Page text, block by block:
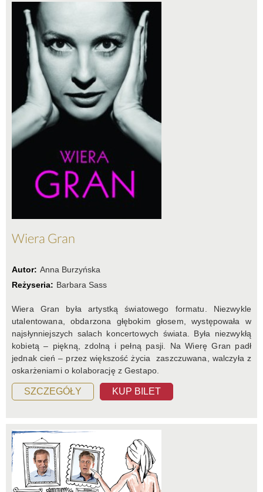
Wiera Gran
Autor: Anna Burzyńska
Reżyseria: Barbara Sass
Wiera Gran była artystką światowego formatu. Niezwykle
utalentowana, obdarzona głębokim głosem, występowała w
najsłynniejszych salach koncertowych świata. Była niezwykłą
kobietą – piękną, zdolną i pełną pasji. Na Wierę Gran padł
jednak cień – przez większość życia zaszczuwana, walczyła z
oskarżeniami o kolaborację z Gestapo.
SZCZEGÓŁY KUP BILET